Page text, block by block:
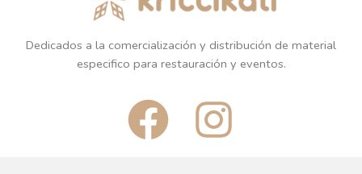
Dedicados a la comercialización y distribución de material
especifico para restauración y eventos.
F
a
I
n